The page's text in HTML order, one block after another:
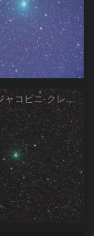
タットル-ジャコビニ-クレサーク彗星（41P）